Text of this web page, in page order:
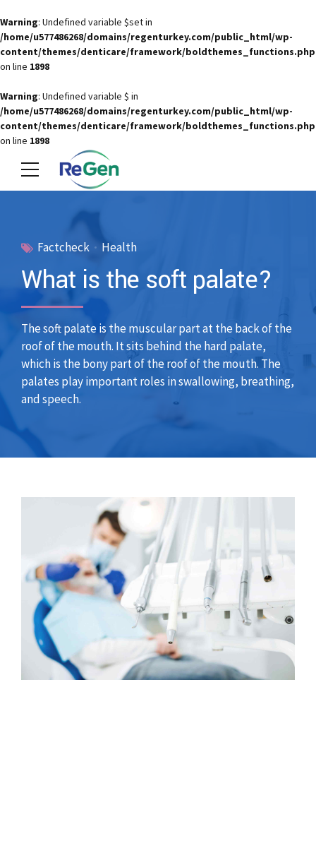
Warning: Undefined variable $set in
/home/u577486268/domains/regenturkey.com/public_html/wp-
content/themes/denticare/framework/boldthemes_functions.php
on line 1898
Warning: Undefined variable $ in
/home/u577486268/domains/regenturkey.com/public_html/wp-
content/themes/denticare/framework/boldthemes_functions.php
on line 1898
Factcheck Health
What is the soft palate?
The soft palate is the muscular part at the back of the
roof of the mouth. It sits behind the hard palate,
which is the bony part of the roof of the mouth. The
palates play important roles in swallowing, breathing,
and speech.